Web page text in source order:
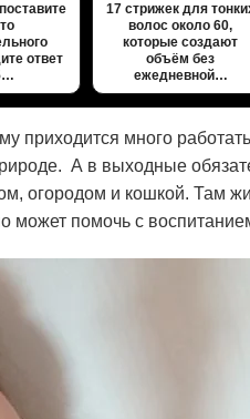
ответ
17 стрижек для
волос около 60,
которые создают
объём без
ежедневной…
приходится много
А в выходные
огородом и кошкой. Там
может помочь с